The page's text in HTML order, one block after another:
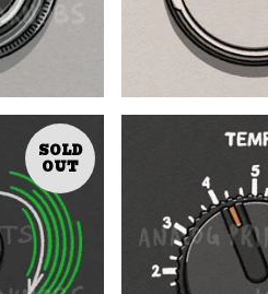
SOLD
OUT
$ $